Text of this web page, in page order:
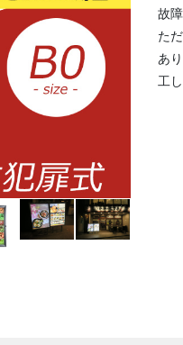
故
た
あ
工